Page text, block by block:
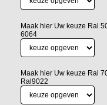
Maak hier Uw keuze Ral
6064
Maak hier Uw keuze Ral
Ral9022